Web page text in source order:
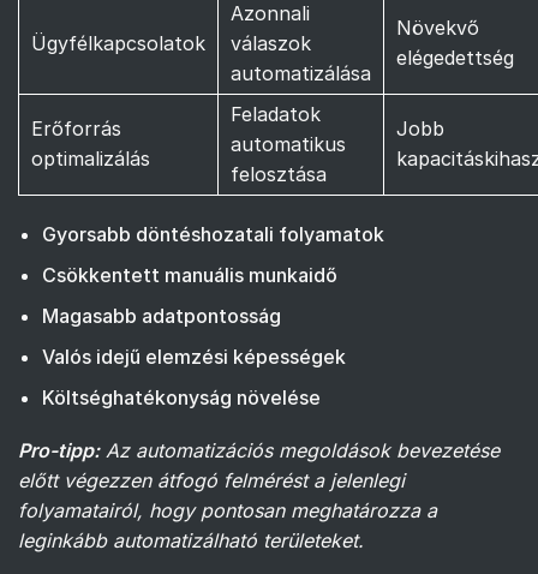
Ügyfélkapcsolatok
Azonnali
válaszok
automatizálása
Növekvő
elégedettség
Erőforrás
optimalizálás
Feladatok
automatikus
felosztása
Jobb
Gyorsabb döntéshozatali folyamatok
Csökkentett manuális munkaidő
Magasabb adatpontosság
Valós idejű elemzési képességek
Költséghatékonyság növelése
Pro-tipp: Az automatizációs megoldások bevezetése
előtt végezzen átfogó felmérést a jelenlegi
folyamatairól, hogy pontosan meghatározza a
leginkább automatizálható területeket.